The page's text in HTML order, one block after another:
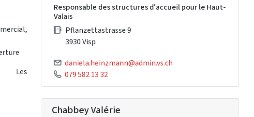
Les
Responsable des structures d'accueil pour le Haut-
Valais
Pflanzettastrasse 9
3930 Visp
daniela.heinzmann@admin.vs.ch
079 582 13 32
Chabbey Valérie